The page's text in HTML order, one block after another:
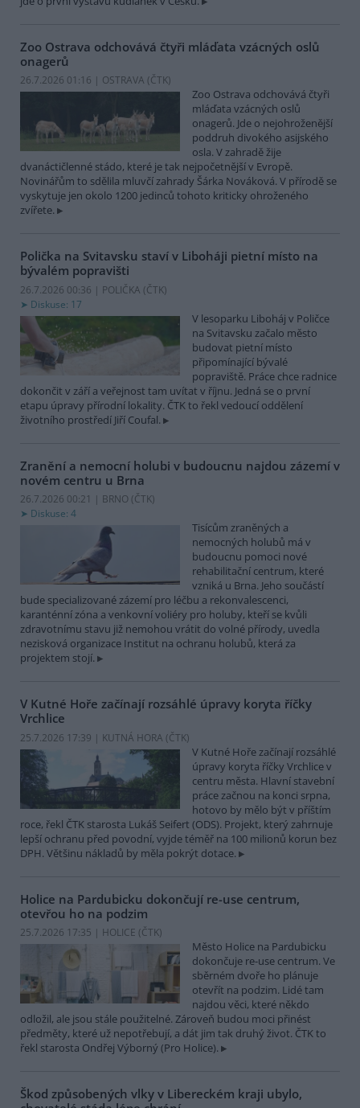
Zoo Ostrava odchovává čtyři mláďata vzácných oslů
onagerů
26.7.2026 01:16 | OSTRAVA (ČTK)
Zoo Ostrava odchovává čtyři
mláďata vzácných oslů
onagerů. Jde o nejohroženější
poddruh divokého asijského
osla. V zahradě žije
dvanáctičlenné stádo, které je tak nejpočetnější v Evropě.
Novinářům to sdělila mluvčí zahrady Šárka Nováková. V přírodě se
vyskytuje jen okolo 1200 jedinců tohoto kriticky ohroženého
zvířete.
Polička na Svitavsku staví v Liboháji pietní místo na
bývalém popravišti
26.7.2026 00:36 | POLIČKA (ČTK)
Diskuse: 17
V lesoparku Liboháj v Poličce
na Svitavsku začalo město
budovat pietní místo
připomínající bývalé
popraviště. Práce chce radnice
dokončit v září a veřejnost tam uvítat v říjnu. Jedná se o první
etapu úpravy přírodní lokality. ČTK to řekl vedoucí oddělení
životního prostředí Jiří Coufal.
Zranění a nemocní holubi v budoucnu najdou zázemí v
novém centru u Brna
26.7.2026 00:21 | BRNO (ČTK)
Diskuse: 4
Tisícům zraněných a
nemocných holubů má v
budoucnu pomoci nové
rehabilitační centrum, které
vzniká u Brna. Jeho součástí
bude specializované zázemí pro léčbu a rekonvalescenci,
karanténní zóna a venkovní voliéry pro holuby, kteří se kvůli
zdravotnímu stavu již nemohou vrátit do volné přírody, uvedla
nezisková organizace Institut na ochranu holubů, která za
projektem stojí.
V Kutné Hoře začínají rozsáhlé úpravy koryta říčky
Vrchlice
25.7.2026 17:39 | KUTNÁ HORA (ČTK)
V Kutné Hoře začínají rozsáhlé
úpravy koryta říčky Vrchlice v
centru města. Hlavní stavební
práce začnou na konci srpna,
hotovo by mělo být v příštím
roce, řekl ČTK starosta Lukáš Seifert (ODS). Projekt, který zahrnuje
lepší ochranu před povodní, vyjde téměř na 100 milionů korun bez
DPH. Většinu nákladů by měla pokrýt dotace.
Holice na Pardubicku dokončují re-use centrum,
otevřou ho na podzim
25.7.2026 17:35 | HOLICE (ČTK)
Město Holice na Pardubicku
dokončuje re-use centrum. Ve
sběrném dvoře ho plánuje
otevřít na podzim. Lidé tam
najdou věci, které někdo
odložil, ale jsou stále použitelné. Zároveň budou moci přinést
předměty, které už nepotřebují, a dát jim tak druhý život. ČTK to
řekl starosta Ondřej Výborný (Pro Holice).
Škod způsobených vlky v Libereckém kraji ubylo,